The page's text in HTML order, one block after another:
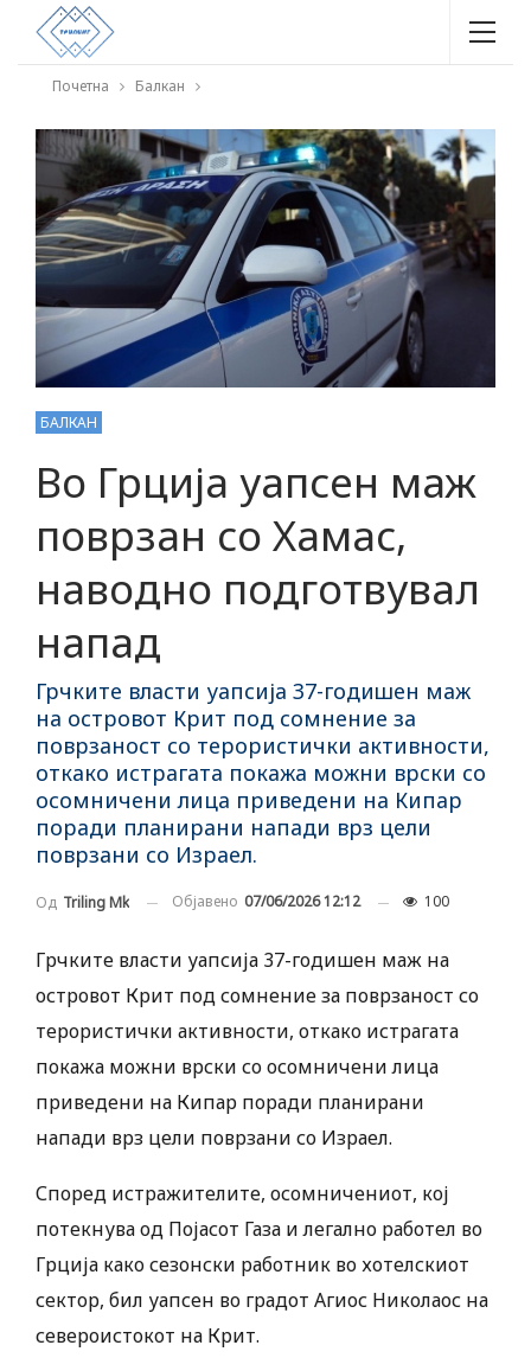
Почетна Балкан
БАЛКАН
Во Грција уапсен маж
поврзан со Хамас,
наводно подготвувал
напад
Грчките власти уапсија 37-годишен маж
на островот Крит под сомнение за
поврзаност со терористички активности,
откако истрагата покажа можни врски со
осомничени лица приведени на Кипар
поради планирани напади врз цели
поврзани со Израел.
Од Triling Mk Објавено 07/06/2026 12:12 100
Грчките власти уапсија 37-годишен маж на
островот Крит под сомнение за поврзаност со
терористички активности, откако истрагата
покажа можни врски со осомничени лица
приведени на Кипар поради планирани
напади врз цели поврзани со Израел.
Според истражителите, осомничениот, кој
потекнува од Појасот Газа и легално работел во
Грција како сезонски работник во хотелскиот
сектор, бил уапсен во градот Агиос Николаос на
североистокот на Крит.